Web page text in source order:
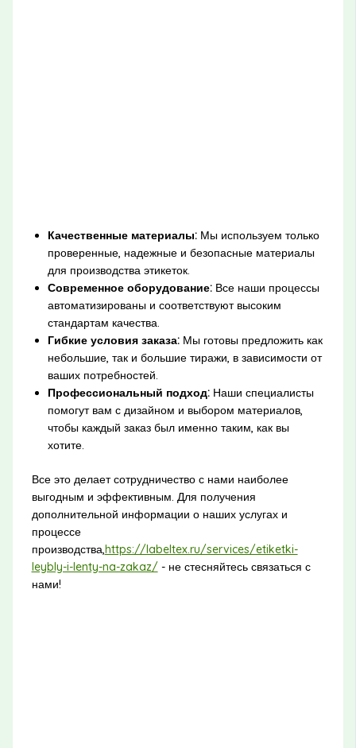
Качественные материалы:Мы используем только
проверенные, надежные и безопасные материалы
для производства этикеток.
Современное оборудование:Все наши процессы
автоматизированы и соответствуют высоким
стандартам качества.
Гибкие условия заказа:Мы готовы предложить как
небольшие, так и большие тиражи, в зависимости от
ваших потребностей.
Профессиональный подход:Наши специалисты
помогут вам с дизайном и выбором материалов,
чтобы каждый заказ был именно таким, как вы
хотите.
Все это делает сотрудничество с нами наиболее
выгодным и эффективным. Для получения
дополнительной информации о наших услугах и
процессе
производства,https://labeltex.ru/services/etiketki-
leybly-i-lenty-na-zakaz/ - не стесняйтесь связаться с
нами!